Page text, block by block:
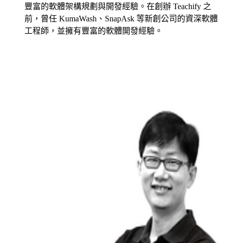
豐富的軟體架構規劃與開發經驗。在創辦 Teachify 之
前，曾任 KumaWash、SnapAsk 等新創公司的資深軟體
工程師，並擁有豐富的軟體開發經驗。